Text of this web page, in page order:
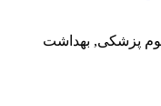
پزشکی, بهداشت